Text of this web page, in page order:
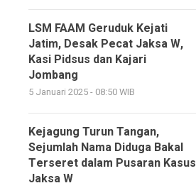
LSM FAAM Geruduk Kejati
Jatim, Desak Pecat Jaksa W,
Kasi Pidsus dan Kajari
Jombang
5 Januari 2025 - 08:50 WIB
Kejagung Turun Tangan,
Sejumlah Nama Diduga Bakal
Terseret dalam Pusaran Kasus
Jaksa W